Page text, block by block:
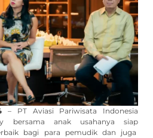
– PT Aviasi Pariwisata Indonesia
bersama anak usahanya siap
bagi para pemudik dan juga